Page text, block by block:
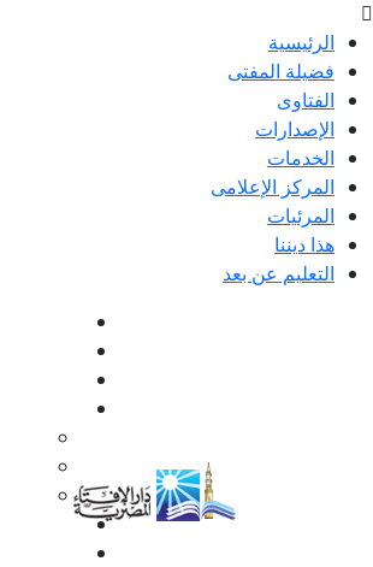
الرئيسية
فضيلة المفتى
الفتاوى
الإصدارات
الخدمات
المركز الإعلامى
المرئيات
هذا ديننا
التعليم عن بعد